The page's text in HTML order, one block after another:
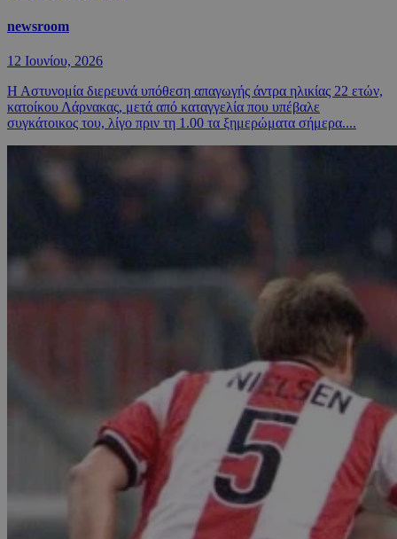
newsroom
12 Ιουνίου, 2026
Η Αστυνομία διερευνά υπόθεση απαγωγής άντρα ηλικίας 22 ετών,
κατοίκου Λάρνακας, μετά από καταγγελία που υπέβαλε
συγκάτοικος του, λίγο πριν τη 1.00 τα ξημερώματα σήμερα....